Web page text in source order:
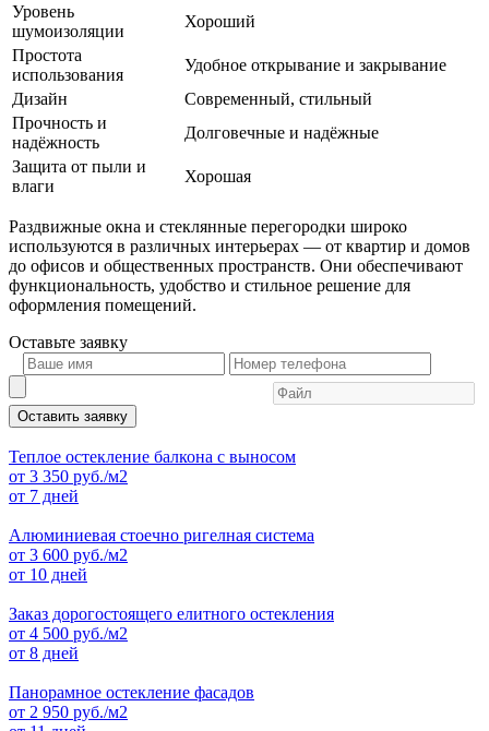
Уровень
шумоизоляции
Хороший
Простота
использования
Удобное открывание и закрывание
Дизайн
Современный, стильный
Прочность и
надёжность
Долговечные и надёжные
Защита от пыли и
влаги
Хорошая
Раздвижные окна и стеклянные перегородки широко
используются в различных интерьерах — от квартир и домов
до офисов и общественных пространств. Они обеспечивают
функциональность, удобство и стильное решение для
оформления помещений.
Оставьте заявку
Оставить заявку
Теплое остекление балкона с выносом
от 3 350 руб./м2
от 7 дней
Алюминиевая стоечно ригелная система
от 3 600 руб./м2
от 10 дней
Заказ дорогостоящего елитного остекления
от 4 500 руб./м2
от 8 дней
Панорамное остекление фасадов
от 2 950 руб./м2